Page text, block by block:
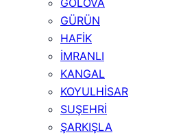
GÖLOVA
GÜRÜN
HAFİK
İMRANLI
KANGAL
KOYULHİSAR
SUŞEHRİ
ŞARKIŞLA